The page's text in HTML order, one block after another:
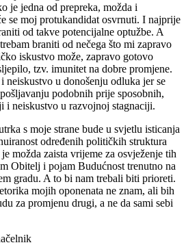
je jedna od prepreka, možda i
se moj protukandidat osvrnuti. I najprije
od takve potencijalne optužbe. A
braniti od nečega što mi zapravo
iskustvo može, zapravo gotovo
tzv. imunitet na dobre promjene.
neiskustvo u donošenju odluka jer se
podobnih prije sposobnih,
i neiskustvo u razvojnoj stagnaciji.
s moje strane bude u svjetlu isticanja
određenih političkih struktura
možda zaista vrijeme za osvježenje tih
Obitelj i pojam Budućnost trenutno na
gradu. A to bi nam trebali biti prioreti.
mojih oponenata ne znam, ali bih
za promjenu drugi, a ne da sami sebi